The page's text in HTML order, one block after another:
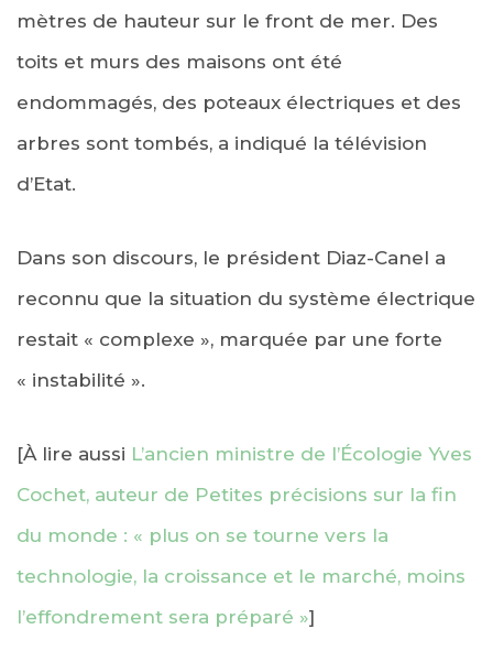
mètres de hauteur sur le front de mer. Des
toits et murs des maisons ont été
endommagés, des poteaux électriques et des
arbres sont tombés, a indiqué la télévision
d’Etat.
Dans son discours, le président Diaz-Canel a
reconnu que la situation du système électrique
restait « complexe », marquée par une forte
« instabilité ».
[À lire aussi L’ancien ministre de l’Écologie Yves
Cochet, auteur de Petites précisions sur la fin
du monde : « plus on se tourne vers la
technologie, la croissance et le marché, moins
l’effondrement sera préparé »]